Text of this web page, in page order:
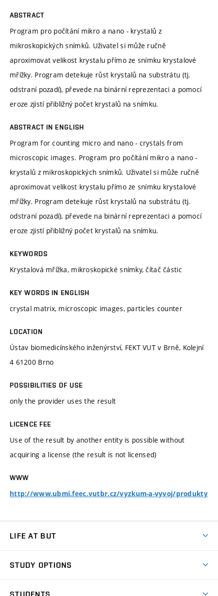
ABSTRACT
Program pro počítání mikro a nano - krystalů z
mikroskopických snímků. Uživatel si může ručně
aproximovat velikost krystalu přímo ze snímku krystalové
mřížky. Program detekuje růst krystalů na substrátu (tj.
odstraní pozadí), převede na binární reprezentaci a pomocí
eroze zjistí přibližný počet krystalů na snímku.
ABSTRACT IN ENGLISH
Program for counting micro and nano - crystals from
microscopic images. Program pro počítání mikro a nano -
krystalů z mikroskopických snímků. Uživatel si může ručně
aproximovat velikost krystalu přímo ze snímku krystalové
mřížky. Program detekuje růst krystalů na substrátu (tj.
odstraní pozadí), převede na binární reprezentaci a pomocí
eroze zjistí přibližný počet krystalů na snímku.
KEYWORDS
Krystalová mřížka, mikroskopické snímky, čítač částic
KEY WORDS IN ENGLISH
crystal matrix, microscopic images, particles counter
LOCATION
Ústav biomedicínského inženýrství, FEKT VUT v Brně, Kolejní
4 61200 Brno
POSSIBILITIES OF USE
only the provider uses the result
LICENCE FEE
Use of the result by another entity is possible without
acquiring a license (the result is not licensed)
WWW
http://www.ubmi.feec.vutbr.cz/vyzkum-a-vyvoj/produkty
LIFE AT BUT
Dormitories
STUDY OPTIONS
STUDENTS